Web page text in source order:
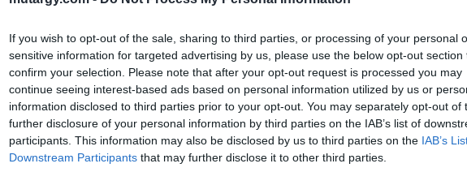
If you wish to opt-out of the sale, sharing to third parties, or processing of your personal
sensitive information for targeted advertising by us, please use the below opt-out section
confirm your selection. Please note that after your opt-out request is processed you may
continue seeing interest-based ads based on personal information utilized by us or
information disclosed to third parties prior to your opt-out. You may separately opt-out of
further disclosure of your personal information by third parties on the IAB’s list of
participants. This information may also be disclosed by us to third parties on the IAB’s
Downstream Participants that may further disclose it to other third parties.
Eladó adatai
Eladó:BÁV ART
Cím: BÁV ZRt.
1027 Budapest,
Telefon: (06 1) 331
Weboldal: